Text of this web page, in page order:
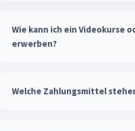
Wie kann ich ein Videokurse
erwerben?
Welche Zahlungsmittel